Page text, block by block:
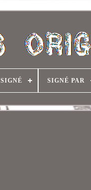
SIGNÉ SIGNÉ PAR